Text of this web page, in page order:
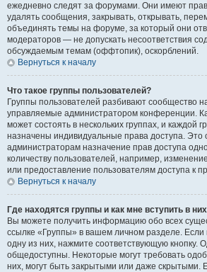
ежедневно следят за форумами. Они имеют
удалять сообщения, закрывать, открывать,
объединять темы на форуме, за который они
модераторов — не допускать несоответствия
обсуждаемым темам (оффтопик), оскорблений.
Вернуться к началу
Что такое группы пользователей?
Группы пользователей разбивают сообщество
управляемые администратором конференции.
может состоять в нескольких группах, и каждой
назначены индивидуальные права доступа. Это
администраторам назначение прав доступа
количеству пользователей, например,
или предоставление пользователям доступа к
Вернуться к началу
Где находятся группы и как мне вступить в
Вы можете получить информацию обо всех
ссылке «Группы» в вашем личном разделе. Если
одну из них, нажмите соответствующую кнопку.
общедоступны. Некоторые могут требовать
них, могут быть закрытыми или даже скрытыми.